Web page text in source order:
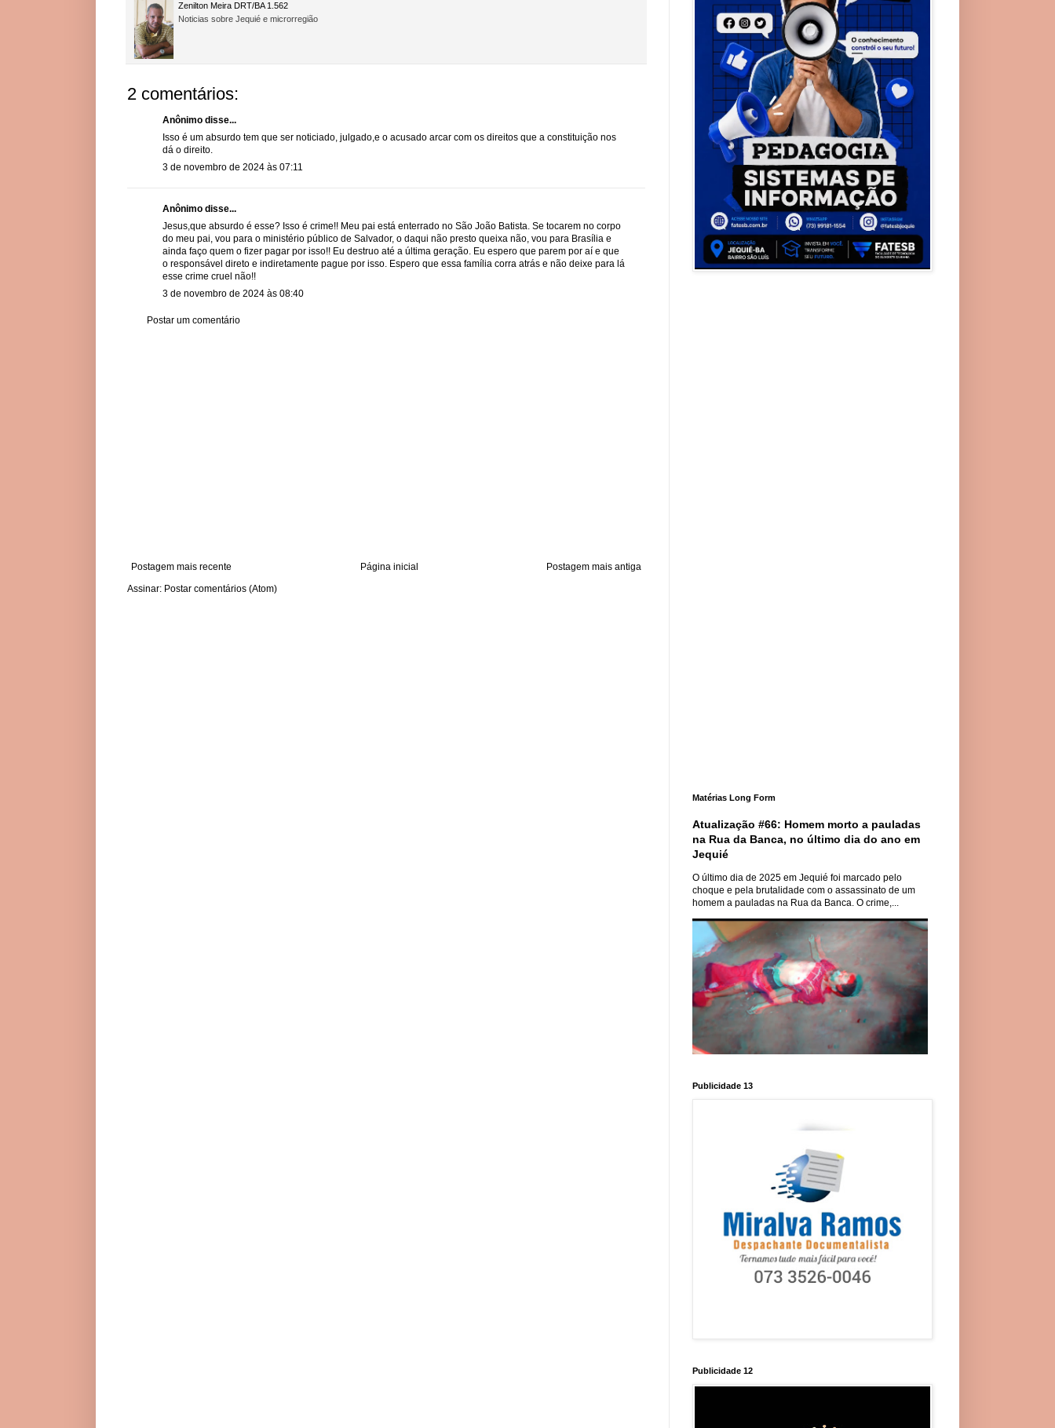
Zenilton Meira DRT/BA 1.562
Noticias sobre Jequié e microrregião
2 comentários:
Anônimo disse...
Isso é um absurdo tem que ser noticiado, julgado,e o acusado arcar com os direitos que a constituição nos
dá o direito.
3 de novembro de 2024 às 07:11
Anônimo disse...
Jesus,que absurdo é esse? Isso é crime!! Meu pai está enterrado no São João Batista. Se tocarem no corpo
do meu pai, vou para o ministério público de Salvador, o daqui não presto queixa não, vou para Brasília e
ainda faço quem o fizer pagar por isso!! Eu destruo até a última geração. Eu espero que parem por aí e que
o responsável direto e indiretamente pague por isso. Espero que essa família corra atrás e não deixe para lá
esse crime cruel não!!
3 de novembro de 2024 às 08:40
Postar um comentário
Postagem mais recente Postagem mais antiga
Página inicial
Assinar: Postar comentários (Atom)
Matérias Long Form
Atualização #66: Homem morto a pauladas
na Rua da Banca, no último dia do ano em
Jequié
O último dia de 2025 em Jequié foi marcado pelo
choque e pela brutalidade com o assassinato de um
homem a pauladas na Rua da Banca. O crime,...
Publicidade 13
Publicidade 12